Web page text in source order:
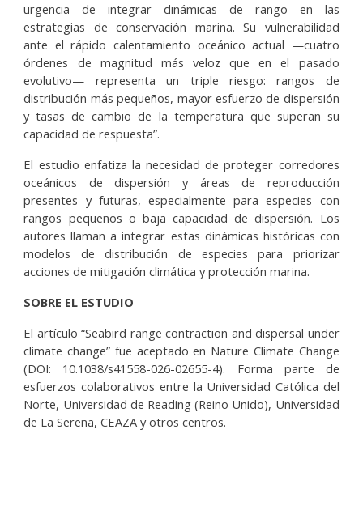
urgencia de integrar dinámicas de rango en las
estrategias de conservación marina. Su vulnerabilidad
ante el rápido calentamiento oceánico actual —cuatro
órdenes de magnitud más veloz que en el pasado
evolutivo— representa un triple riesgo: rangos de
distribución más pequeños, mayor esfuerzo de dispersión
y tasas de cambio de la temperatura que superan su
capacidad de respuesta”.
El estudio enfatiza la necesidad de proteger corredores
oceánicos de dispersión y áreas de reproducción
presentes y futuras, especialmente para especies con
rangos pequeños o baja capacidad de dispersión. Los
autores llaman a integrar estas dinámicas históricas con
modelos de distribución de especies para priorizar
acciones de mitigación climática y protección marina.
SOBRE EL ESTUDIO
El artículo “Seabird range contraction and dispersal under
climate change” fue aceptado en Nature Climate Change
(DOI: 10.1038/s41558-026-02655-4). Forma parte de
esfuerzos colaborativos entre la Universidad Católica del
Norte, Universidad de Reading (Reino Unido), Universidad
de La Serena, CEAZA y otros centros.